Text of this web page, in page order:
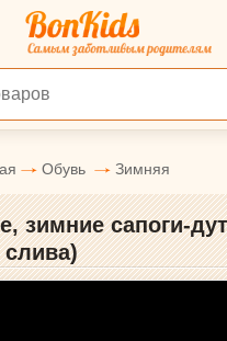
Обувь Зимняя
зимние сапоги-